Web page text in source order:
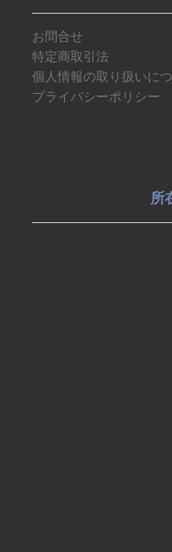
お問合せ
特定商取引法
個人情報の取り扱いに
プライバシーポリシー
所